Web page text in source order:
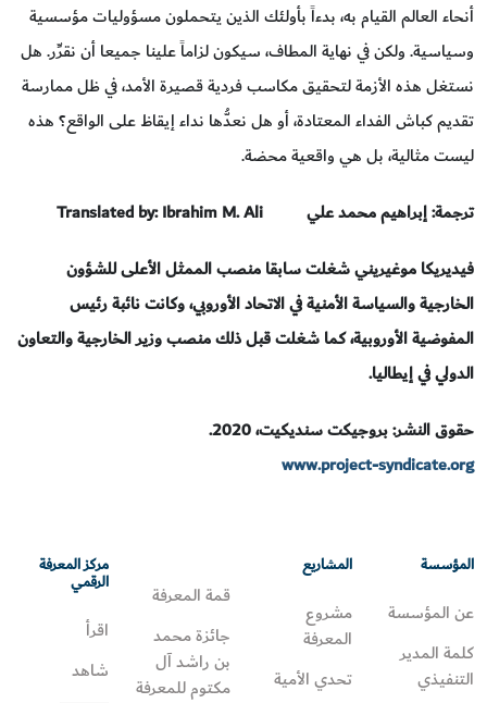
أنحاء العالم القيام به، بدءاً بأولئك الذين يتحملون مسؤوليات مؤسسية
وسياسية. ولكن في نهاية المطاف، سيكون لزاماً علينا جميعا أن نقرِّر. هل
نستغل هذه الأزمة لتحقيق مكاسب فردية قصيرة الأمد، في ظل ممارسة
تقديم كباش الفداء المعتادة، أو هل نعدُّها نداء إيقاظ على الواقع؟ هذه
ليست مثالية، بل هي واقعية محضة.
ترجمة: إبراهيم محمد علي
Translated by: Ibrahim M. Ali
فيديريكا موغيريني شغلت سابقا منصب الممثل الأعلى للشؤون
الخارجية والسياسة الأمنية في الاتحاد الأوروبي، وكانت نائبة رئيس
المفوضية الأوروبية، كما شغلت قبل ذلك منصب وزير الخارجية والتعاون
الدولي في إيطاليا.
حقوق النشر: بروجيكت سنديكيت، 2020.
www.project-syndicate.org
المؤسسة
عن المؤسسة
كلمة المدير
التنفيذي
المشاريع
مشروع
المعرفة
تحدي الأمية
قمة المعرفة
جائزة محمد
بن راشد آل
مكتوم للمعرفة
مركز المعرفة
الرقمي
اقرأ
شاهد